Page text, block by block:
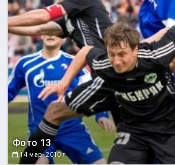
Фото 13
14 мар. 2010 г.